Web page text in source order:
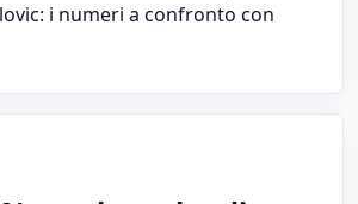
i numeri a confronto con